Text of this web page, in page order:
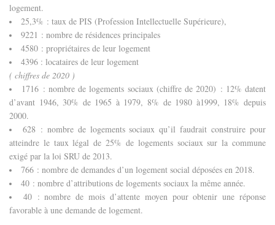
logement.
25,3% : taux de PIS (Profession Intellectuelle Supérieure),
9221 : nombre de résidences principales
4580 : propriétaires de leur logement
4396 : locataires de leur logement
( chiffres de 2020 )
1716 : nombre de logements sociaux (chiffre de 2020) : 12% datent
d’avant 1946, 30% de 1965 à 1979, 8% de 1980 à1999, 18% depuis
2000.
628 : nombre de logements sociaux qu’il faudrait construire pour
atteindre le taux légal de 25% de logements sociaux sur la commune
exigé par la loi SRU de 2013.
766 : nombre de demandes d’un logement social déposées en 2018.
40 : nombre d’attributions de logements sociaux la même année.
40 : nombre de mois d’attente moyen pour obtenir une réponse
favorable à une demande de logement.